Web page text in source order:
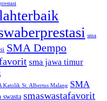
sma
SMA Dempo
sma jawa timur
Katolik St. Albertus Malang SMA
swasta smaswastafavorit